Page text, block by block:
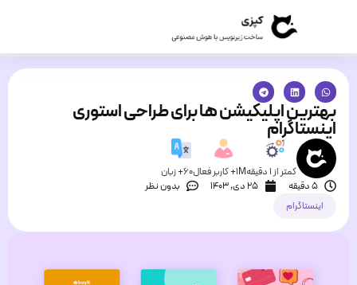
بهترین اپلیکیشن ها برای طراحی استوری
اینستاگرام
کمتر از 1 دقیقه 1M+ کاربر فعال
60+ زبان
5 دقیقه
۲۵ دی, ۱۴۰۳
بدون نظر
اینستاگرام